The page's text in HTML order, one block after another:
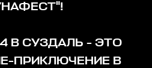
В СУЗДАЛЬ - ЭТО
ПРИКЛЮЧЕНИЕ В